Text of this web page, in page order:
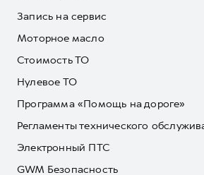
Запись на сервис
Моторное масло
Стоимость ТО
Нулевое ТО
Программа «Помощь на дороге»
Регламенты технического
Электронный ПТС
GWM Безопасность